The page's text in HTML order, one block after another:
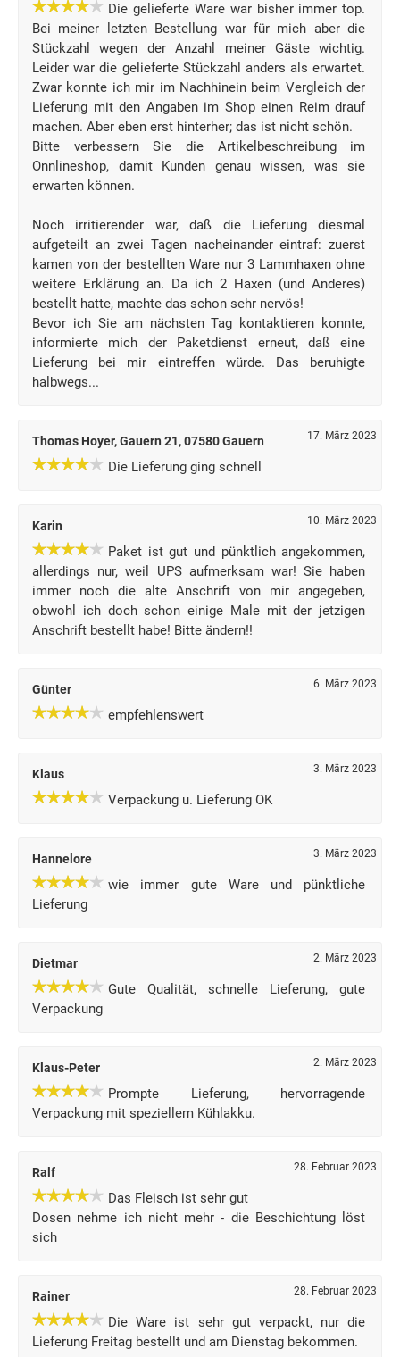
Die gelieferte Ware war bisher immer top.
Bei meiner letzten Bestellung war für mich aber die
Stückzahl wegen der Anzahl meiner Gäste wichtig.
Leider war die gelieferte Stückzahl anders als erwartet.
Zwar konnte ich mir im Nachhinein beim Vergleich der
Lieferung mit den Angaben im Shop einen Reim drauf
machen. Aber eben erst hinterher; das ist nicht schön.
Bitte verbessern Sie die Artikelbeschreibung im
Onnlineshop, damit Kunden genau wissen, was sie
erwarten können.
Noch irritierender war, daß die Lieferung diesmal
aufgeteilt an zwei Tagen nacheinander eintraf: zuerst
kamen von der bestellten Ware nur 3 Lammhaxen ohne
weitere Erklärung an. Da ich 2 Haxen (und Anderes)
bestellt hatte, machte das schon sehr nervös!
Bevor ich Sie am nächsten Tag kontaktieren konnte,
informierte mich der Paketdienst erneut, daß eine
Lieferung bei mir eintreffen würde. Das beruhigte
halbwegs...
Thomas Hoyer, Gauern 21, 07580 Gauern 17. März 2023
Die Lieferung ging schnell
Karin 10. März 2023
Paket ist gut und pünktlich angekommen,
allerdings nur, weil UPS aufmerksam war! Sie haben
immer noch die alte Anschrift von mir angegeben,
obwohl ich doch schon einige Male mit der jetzigen
Anschrift bestellt habe! Bitte ändern!!
Günter 6. März 2023
empfehlenswert
Klaus 3. März 2023
Verpackung u. Lieferung OK
Hannelore 3. März 2023
wie immer gute Ware und pünktliche
Lieferung
Dietmar 2. März 2023
Gute Qualität, schnelle Lieferung, gute
Verpackung
Klaus-Peter 2. März 2023
Prompte Lieferung, hervorragende
Verpackung mit speziellem Kühlakku.
Ralf 28. Februar 2023
Das Fleisch ist sehr gut
Dosen nehme ich nicht mehr - die Beschichtung löst
sich
Rainer 28. Februar 2023
Die Ware ist sehr gut verpackt, nur die
Lieferung Freitag bestellt und am Dienstag bekommen.